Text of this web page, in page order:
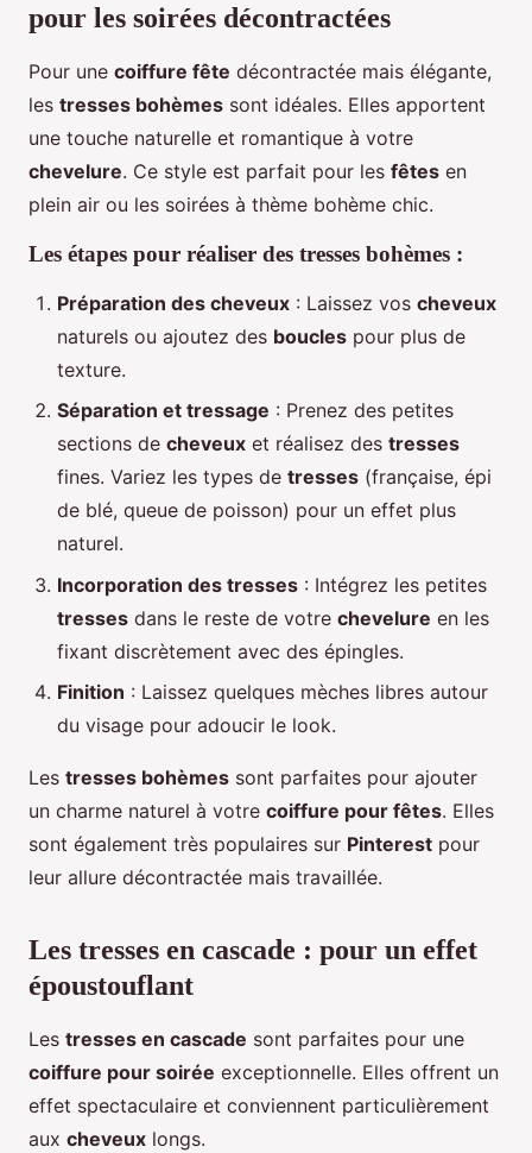
pour les soirées décontractées
Pour une coiffure fête décontractée mais élégante,
les tresses bohèmes sont idéales. Elles apportent
une touche naturelle et romantique à votre
chevelure. Ce style est parfait pour les fêtes en
plein air ou les soirées à thème bohème chic.
Les étapes pour réaliser des tresses bohèmes :
Préparation des cheveux : Laissez vos cheveux
naturels ou ajoutez des boucles pour plus de
texture.
Séparation et tressage : Prenez des petites
sections de cheveux et réalisez des tresses
fines. Variez les types de tresses (française, épi
de blé, queue de poisson) pour un effet plus
naturel.
Incorporation des tresses : Intégrez les petites
tresses dans le reste de votre chevelure en les
fixant discrètement avec des épingles.
Finition : Laissez quelques mèches libres autour
du visage pour adoucir le look.
Les tresses bohèmes sont parfaites pour ajouter
un charme naturel à votre coiffure pour fêtes. Elles
sont également très populaires sur Pinterest pour
leur allure décontractée mais travaillée.
Les tresses en cascade : pour un effet
époustouflant
Les tresses en cascade sont parfaites pour une
coiffure pour soirée exceptionnelle. Elles offrent un
effet spectaculaire et conviennent particulièrement
aux cheveux longs.